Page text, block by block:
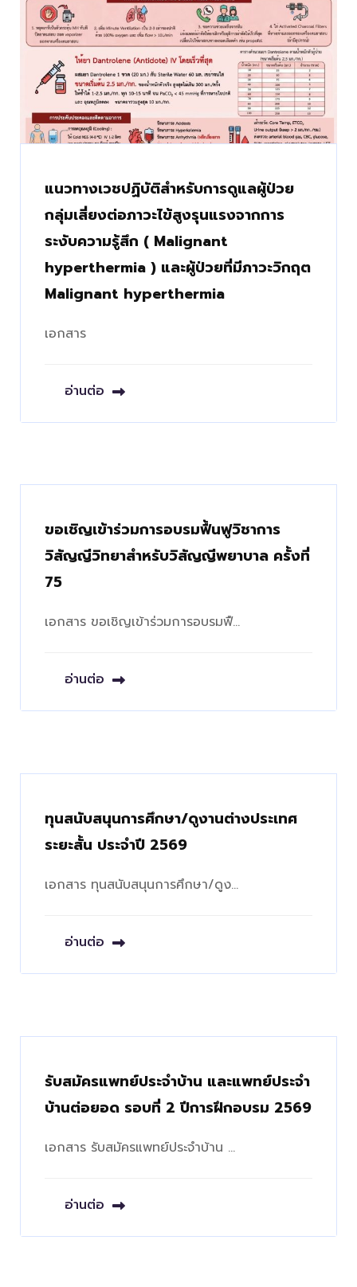
แนวทางเวชปฏิบัติสำหรับการดูแลผู้ป่วย
กลุ่มเสี่ยงต่อภาวะไข้สูงรุนแรงจากการ
ระงับความรู้สึก ( Malignant
hyperthermia ) และผู้ป่วยที่มีภาวะวิกฤต
Malignant hyperthermia
เอกสาร
อ่านต่อ
ขอเชิญเข้าร่วมการอบรมฟื้นฟูวิชาการ
วิสัญญีวิทยาสำหรับวิสัญญีพยาบาล ครั้งที่
75
เอกสาร ขอเชิญเข้าร่วมการอบรมฟื…
อ่านต่อ
ทุนสนับสนุนการศึกษา/ดูงานต่างประเทศ
ระยะสั้น ประจำปี 2569
เอกสาร ทุนสนับสนุนการศึกษา/ดูง…
อ่านต่อ
รับสมัครแพทย์ประจำบ้าน และแพทย์ประจำ
บ้านต่อยอด รอบที่ 2 ปีการฝึกอบรม 2569
เอกสาร รับสมัครแพทย์ประจำบ้าน …
อ่านต่อ